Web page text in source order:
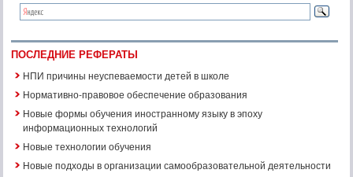
ПОСЛЕДНИЕ РЕФЕРАТЫ
НПИ причины неуспеваемости детей в школе
Нормативно-правовое обеспечение образования
Новые формы обучения иностранному языку в эпоху
информационных технологий
Новые технологии обучения
Новые подходы в организации самообразовательной деятельности